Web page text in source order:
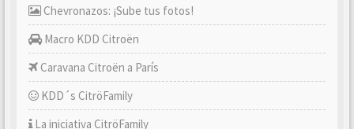
Chevronazos: ¡Sube tus fotos!
Macro KDD Citroën
Caravana Citroën a París
KDD´s CitröFamily
La iniciativa CitröFamily